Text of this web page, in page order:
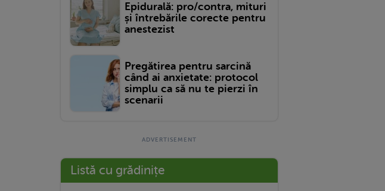
Epidurală: pro/contra, mituri
și întrebările corecte pentru
anestezist
Pregătirea pentru sarcină
când ai anxietate: protocol
simplu ca să nu te pierzi în
scenarii
Listă cu grădinițe